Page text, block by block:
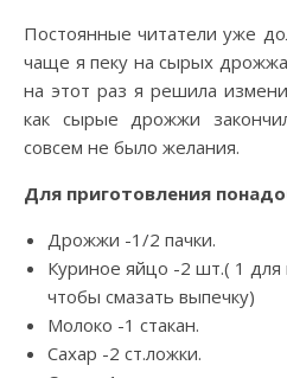
Постоянные читатели уже
чаще я пеку на сырых
на этот раз я решила
как сырые дрожжи
совсем не было желания.
Для приготовления
Дрожжи -1/2 пачки.
Куриное яйцо -2 шт.( 1 для
чтобы смазать выпечку)
Молоко -1 стакан.
Сахар -2 ст.ложки.